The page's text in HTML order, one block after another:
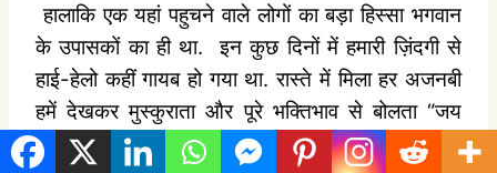
हालाकि एक यहां पहुचने वाले लोगों का बड़ा हिस्सा भगवान
के उपासकों का ही था.
इन कुछ दिनों में हमारी ज़िंदगी से
हाई-हेलो कहीं गायब हो गया था. रास्ते में मिला हर अजनबी
हमें देखकर मुस्कुराता और पूरे भक्तिभाव से बोलता “जय
भोले” या फिर सिर्फ
“भोले”.